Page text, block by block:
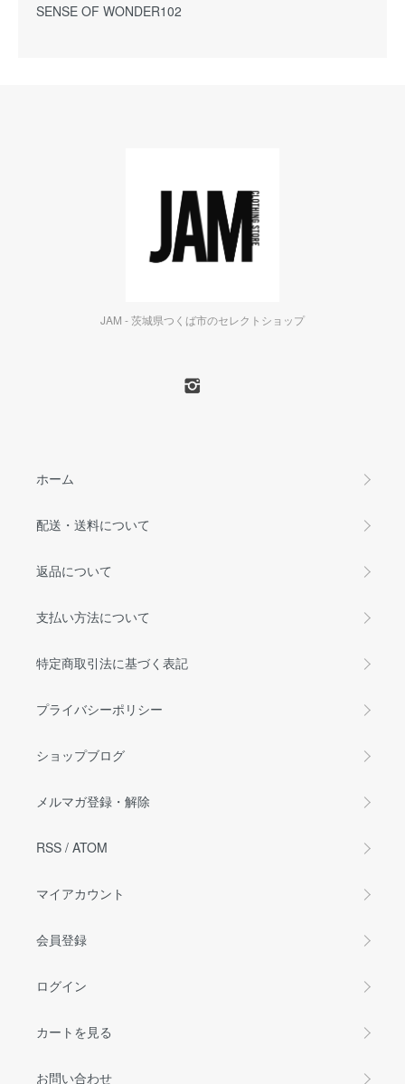
SENSE OF WONDER102
JAM - 茨城県つくば市のセレクトショップ
ホーム
配送・送料について
返品について
支払い方法について
特定商取引法に基づく表記
プライバシーポリシー
ショップブログ
メルマガ登録・解除
RSS / ATOM
マイアカウント
会員登録
ログイン
カートを見る
お問い合わせ